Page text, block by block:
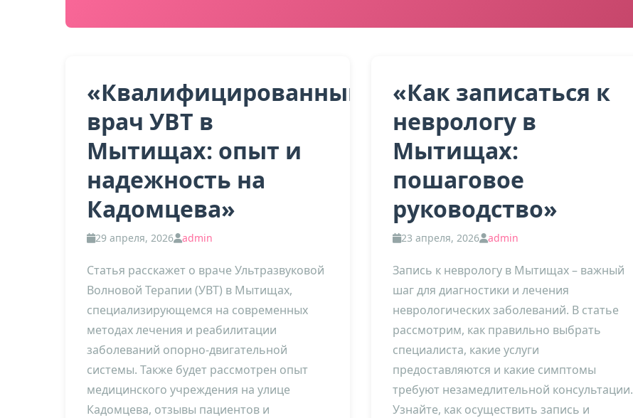
«Квалифицированный
врач УВТ в
Мытищах: опыт и
надежность на
Кадомцева»
29 апреля, 2026 admin
Статья расскажет о враче Ультразвуковой
Волновой Терапии (УВТ) в Мытищах,
специализирующемся на современных
методах лечения и реабилитации
заболеваний опорно-двигательной
системы. Также будет рассмотрен опыт
медицинского учреждения на улице
Кадомцева, отзывы пациентов и
«Как записаться к
неврологу в
Мытищах:
пошаговое
руководство»
23 апреля, 2026 admin
Запись к неврологу в Мытищах – важный
шаг для диагностики и лечения
неврологических заболеваний. В статье
рассмотрим, как правильно выбрать
специалиста, какие услуги
предоставляются и какие симптомы
требуют незамедлительной консультации.
Узнайте, как осуществить запись и